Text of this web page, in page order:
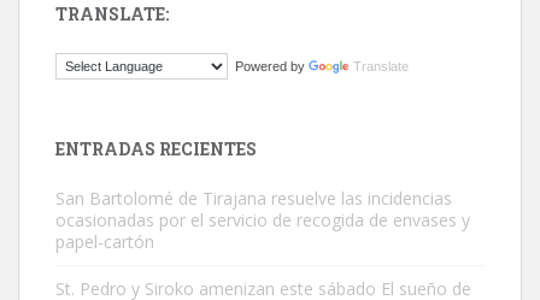
El ayuntamiento se va a llevar a Los Gatos callejeros de la zona los
TRANSLATE:
Powered by Translate
ENTRADAS RECIENTES
San Bartolomé de Tirajana resuelve las incidencias
ocasionadas por el servicio de recogida de envases y
papel-cartón
St. Pedro y Siroko amenizan este sábado El sueño de